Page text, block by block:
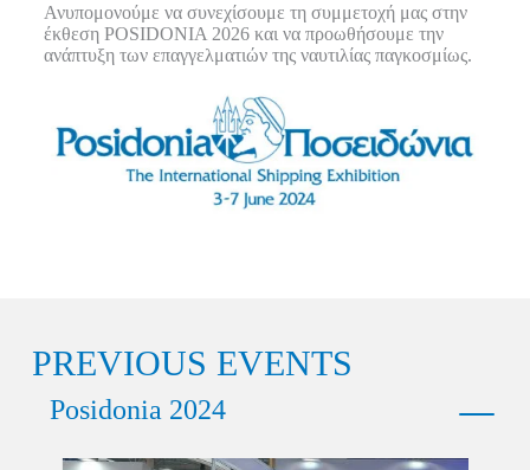
Ανυπομονούμε να συνεχίσουμε τη συμμετοχή μας στην
έκθεση POSIDONIA 2026 και να προωθήσουμε την
ανάπτυξη των επαγγελματιών της ναυτιλίας παγκοσμίως.
PREVIOUS EVENTS
Posidonia 2024